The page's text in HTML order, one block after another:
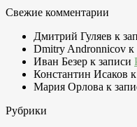
Свежие комментарии
Дмитрий Гуляев к
Dmitry Andronnicov к
Иван Безер к записи
Константин Исаков
Мария Орлова к
Рубрики